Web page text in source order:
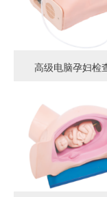
高级电脑孕妇检